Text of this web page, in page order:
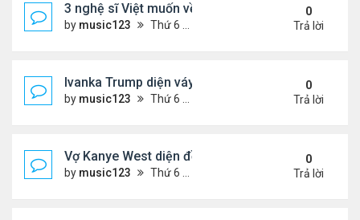
3 nghệ sĩ Việt muốn về VN nhưng số phận an bài
by music123 Thứ 6 Tháng 7 31, 2026 6:41 pm
0
Trả lời
Ivanka Trump diện váy hở eo táo bạo, khoe vòng
by music123 Thứ 6 Tháng 7 31, 2026 6:29 pm
0
Trả lời
Vợ Kanye West diện đồ xẻ bạo, dự tiệc ở đảo Ibiza
by music123 Thứ 6 Tháng 7 31, 2026 6:26 pm
0
Trả lời